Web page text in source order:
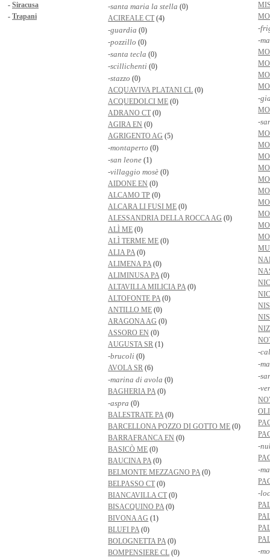
- Siracusa
- Trapani
-santa maria la stella (0)
ACIREALE CT (4)
-guardia (0)
-pozzillo (0)
-santa tecla (0)
-scillichenti (0)
-stazzo (0)
ACQUAVIVA PLATANI CL (0)
ACQUEDOLCI ME (0)
ADRANO CT (0)
AGIRA EN (0)
AGRIGENTO AG (5)
-montaperto (0)
-san leone (1)
-villaggio mosè (0)
AIDONE EN (0)
ALCAMO TP (0)
ALCARA LI FUSI ME (0)
ALESSANDRIA DELLA ROCCA AG (0)
ALÌ ME (0)
ALÌ TERME ME (0)
ALIA PA(0)
ALIMENA PA(0)
ALIMINUSA PA(0)
ALTAVILLA MILICIA PA(0)
ALTOFONTE PA(0)
ANTILLO ME (0)
ARAGONA AG (0)
ASSORO EN (0)
AUGUSTA SR (1)
-brucoli (0)
AVOLA SR (6)
-marina di avola (0)
BAGHERIA PA(0)
-aspra (0)
BALESTRATE PA(0)
BARCELLONA POZZO DI GOTTO ME (0)
BARRAFRANCA EN (0)
BASICÒ ME (0)
BAUCINA PA(0)
BELMONTE MEZZAGNO PA(0)
BELPASSO CT (0)
BIANCAVILLA CT (0)
BISACQUINO PA(0)
BIVONA AG (1)
BLUFI PA(0)
BOLOGNETTA PA(0)
BOMPENSIERE CL (0)
-
-
-
-
-
-
-
-
-
-
-
-